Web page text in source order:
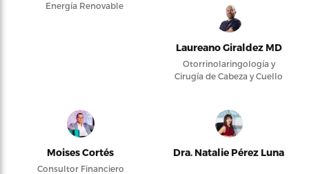
Energía Renovable
Laureano Giraldez MD
Otorrinolaringología y
Cirugía de Cabeza y Cuello
Moises Cortés
Consultor Financiero
Dra. Natalie Pérez Luna